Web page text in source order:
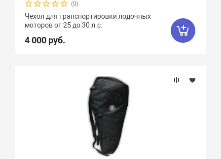
(0)
Чехол для транспортировки лодочных
моторов от 25 до 30 л.с.
4 000 руб.